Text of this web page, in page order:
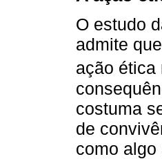
O estudo
admite
ação ética
costuma
de
como algo